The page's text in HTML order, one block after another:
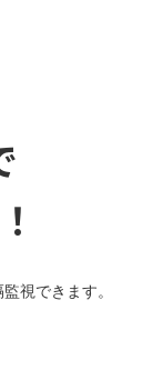
視できます。